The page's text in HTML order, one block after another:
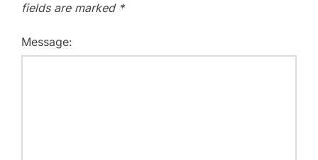
fields are marked *
Message: